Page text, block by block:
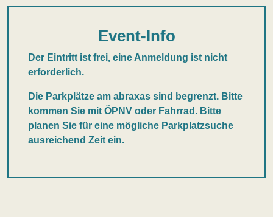
Event-Info
Der Eintritt ist frei, eine Anmeldung ist nicht
erforderlich.
Die Parkplätze am abraxas sind begrenzt. Bitte
kommen Sie mit ÖPNV oder Fahrrad. Bitte
planen Sie für eine mögliche Parkplatzsuche
ausreichend Zeit ein.